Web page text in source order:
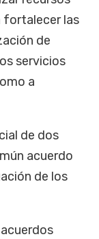
fortalecer las
de
servicios
a
de dos
acuerdo
de los